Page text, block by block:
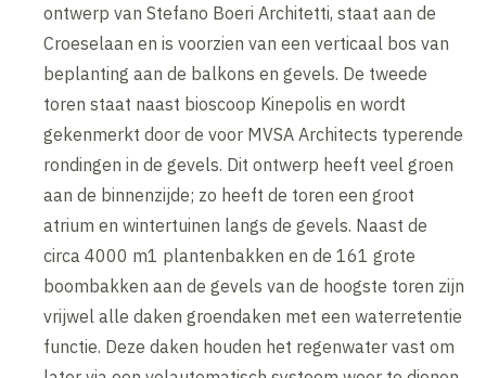
ontwerp van Stefano Boeri Architetti, staat aan de
Croeselaan en is voorzien van een verticaal bos van
beplanting aan de balkons en gevels. De tweede
toren staat naast bioscoop Kinepolis en wordt
gekenmerkt door de voor MVSA Architects typerende
rondingen in de gevels. Dit ontwerp heeft veel groen
aan de binnenzijde; zo heeft de toren een groot
atrium en wintertuinen langs de gevels. Naast de
circa 4000 m1 plantenbakken en de 161 grote
boombakken aan de gevels van de hoogste toren zijn
vrijwel alle daken groendaken met een waterretentie
functie. Deze daken houden het regenwater vast om